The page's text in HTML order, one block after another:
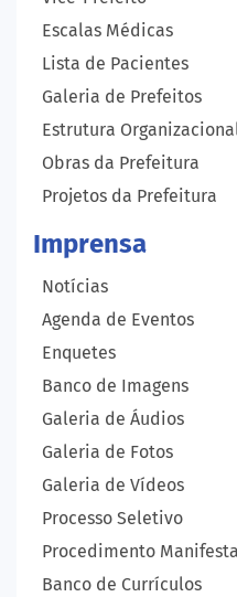
Escalas Médicas
Lista de Pacientes
Galeria de Prefeitos
Estrutura
Obras da Prefeitura
Projetos da Prefeitura
Imprensa
Notícias
Agenda de Eventos
Enquetes
Banco de Imagens
Galeria de Áudios
Galeria de Fotos
Galeria de Vídeos
Processo Seletivo
Procedimento
Banco de Currículos